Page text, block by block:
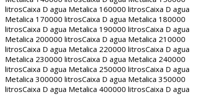
litrosCaixa D agua Metalica 160000 litrosCaixa D agua
Metalica 170000 litrosCaixa D agua Metalica 180000
litrosCaixa D agua Metalica 190000 litrosCaixa D agua
Metalica 200000 litrosCaixa D agua Metalica 210000
litrosCaixa D agua Metalica 220000 litrosCaixa D agua
Metalica 230000 litrosCaixa D agua Metalica 240000
litrosCaixa D agua Metalica 250000 litrosCaixa D agua
Metalica 300000 litrosCaixa D agua Metalica 350000
litrosCaixa D agua Metalica 400000 litrosCaixa D agua